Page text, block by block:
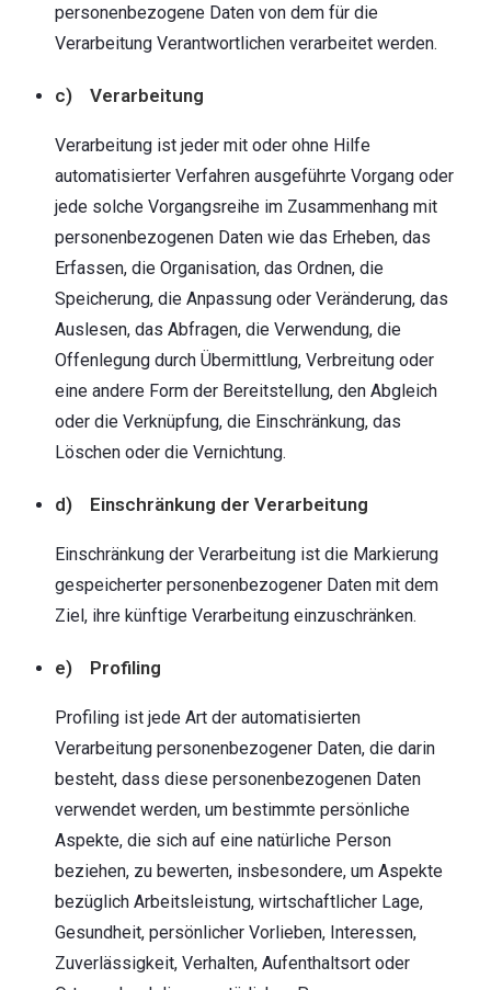
personenbezogene Daten von dem für die
Verarbeitung Verantwortlichen verarbeitet werden.
c) Verarbeitung
Verarbeitung ist jeder mit oder ohne Hilfe
automatisierter Verfahren ausgeführte Vorgang oder
jede solche Vorgangsreihe im Zusammenhang mit
personenbezogenen Daten wie das Erheben, das
Erfassen, die Organisation, das Ordnen, die
Speicherung, die Anpassung oder Veränderung, das
Auslesen, das Abfragen, die Verwendung, die
Offenlegung durch Übermittlung, Verbreitung oder
eine andere Form der Bereitstellung, den Abgleich
oder die Verknüpfung, die Einschränkung, das
Löschen oder die Vernichtung.
d) Einschränkung der Verarbeitung
Einschränkung der Verarbeitung ist die Markierung
gespeicherter personenbezogener Daten mit dem
Ziel, ihre künftige Verarbeitung einzuschränken.
e) Profiling
Profiling ist jede Art der automatisierten
Verarbeitung personenbezogener Daten, die darin
besteht, dass diese personenbezogenen Daten
verwendet werden, um bestimmte persönliche
Aspekte, die sich auf eine natürliche Person
beziehen, zu bewerten, insbesondere, um Aspekte
bezüglich Arbeitsleistung, wirtschaftlicher Lage,
Gesundheit, persönlicher Vorlieben, Interessen,
Zuverlässigkeit, Verhalten, Aufenthaltsort oder